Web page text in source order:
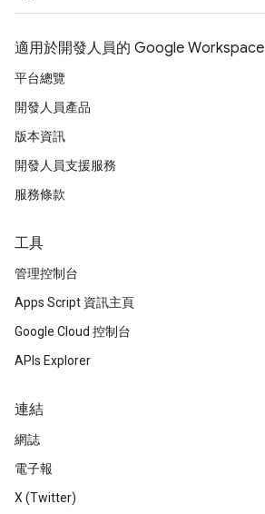
適用於開發人員的 Google Workspace
平台總覽
開發人員產品
版本資訊
開發人員支援服務
服務條款
工具
管理控制台
Apps Script 資訊主頁
Google Cloud 控制台
APIs Explorer
連結
網誌
電子報
X (Twitter)